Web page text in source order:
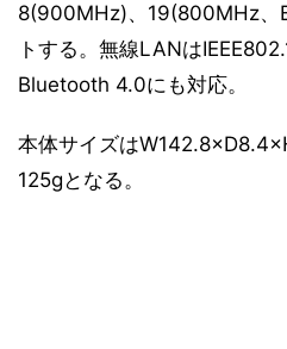
8(900MHz)、19(800MHz、
トする。無線LANは
Bluetooth 4.0にも対応。
本体サイズは
125gとなる。